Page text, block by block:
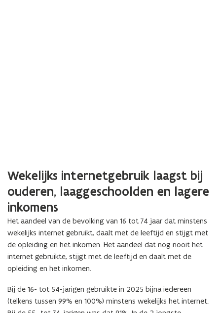
Wekelijks internetgebruik laagst bij
ouderen, laaggeschoolden en lagere
inkomens
Het aandeel van de bevolking van 16 tot 74 jaar dat minstens
wekelijks internet gebruikt, daalt met de leeftijd en stijgt met
de opleiding en het inkomen. Het aandeel dat nog nooit het
internet gebruikte, stijgt met de leeftijd en daalt met de
opleiding en het inkomen.
Bij de 16- tot 54-jarigen gebruikte in 2025 bijna iedereen
(telkens tussen 99% en 100%) minstens wekelijks het internet.